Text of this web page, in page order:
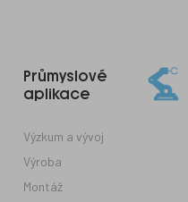
do
Průmyslové
aplikace
Výzkum a vývoj
Výroba
Montáž